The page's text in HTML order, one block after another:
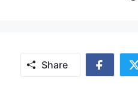
Share
Share